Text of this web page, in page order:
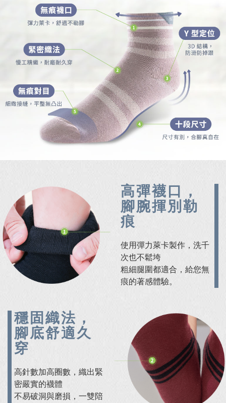
高彈襪口，
腳腕揮別勒
痕
使用彈力萊卡製作，洗千
次也不鬆垮
粗細腿圍都適合，給您無
痕的著感體驗。
穩固織法，
腳底舒適久
穿
高針數加高圈數，織出緊
密嚴實的襪體
不易破洞與磨損，一雙陪